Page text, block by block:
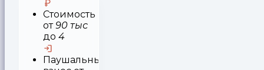
Стоимость
от90 тыс
до 4
Паушальный